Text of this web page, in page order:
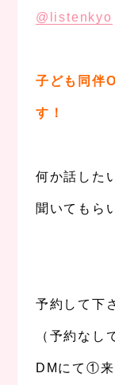
@listenkyo
子ども同伴
す！
何か話した
聞いてもら
予約して下
（予約なし
DMにて①